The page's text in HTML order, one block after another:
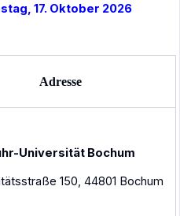
보기
국어 정규과목 채택
17. Oktober 2026
Adresse
Universität Bochum
150, 44801 Bochum